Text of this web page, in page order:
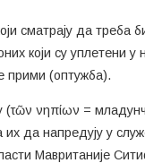
сматрају да треба
који су уплетени
прими (оптужба).
νηπίων =
да напредују у
Мавританије